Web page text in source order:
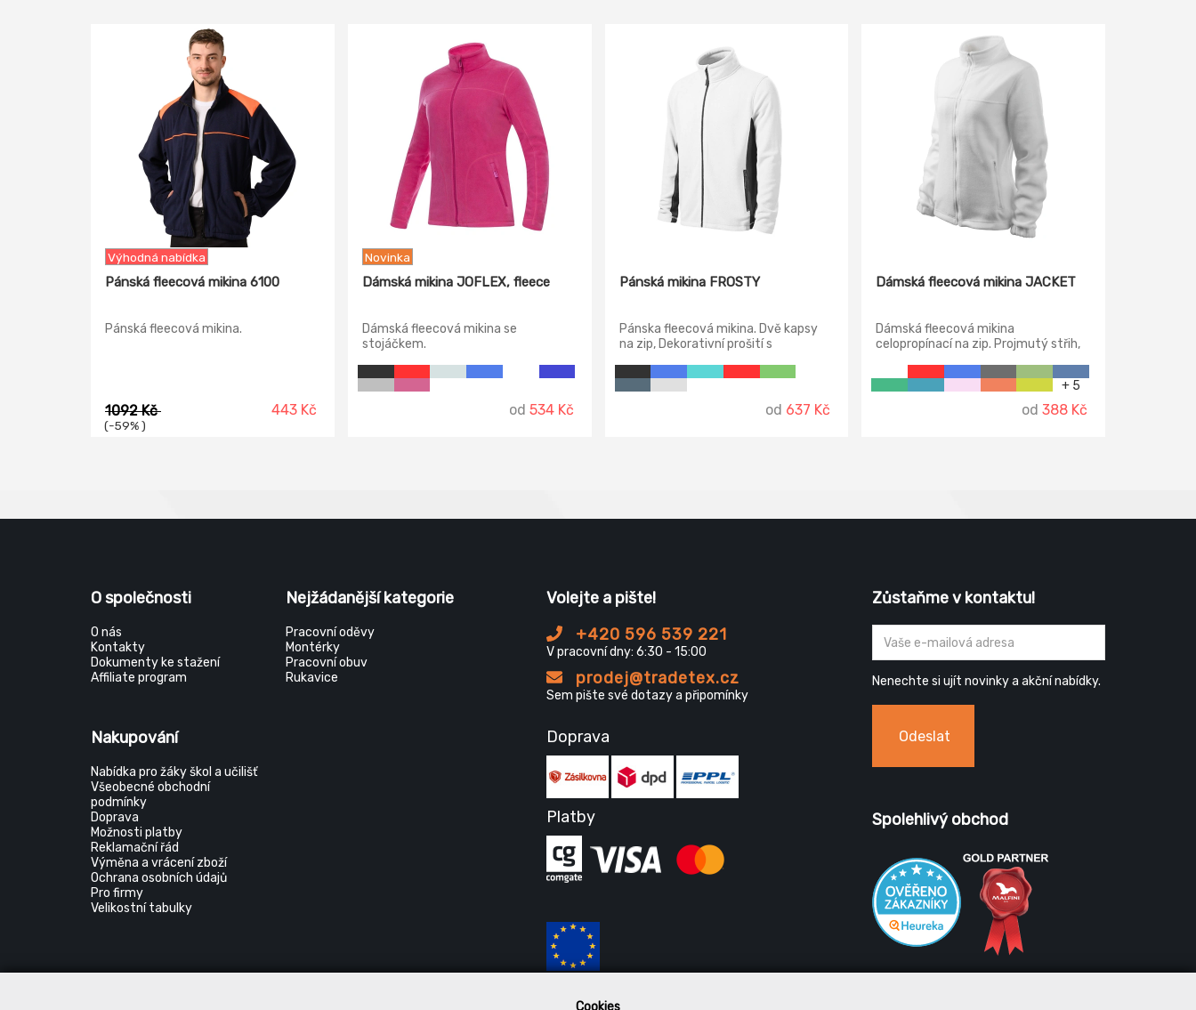
Cookies
Výhodná nabídka
Pánská fleecová mikina 6100
Pánská fleecová mikina.
1092 Kč
(-59% )
443 Kč
Novinka
Dámská mikina JOFLEX, fleece
Dámská fleecová mikina se
stojáčkem.
od 534 Kč
Pánská mikina FROSTY
Pánska fleecová mikina. Dvě kapsy
na zip, Dekorativní prošití s
šňůrkou.
od 637 Kč
Dámská fleecová mikina JACKET
Dámská fleecová mikina
celopropínací na zip. Projmutý střih,
vnější straně antipillingová úprava.
+ 5
od 388 Kč
O společnosti
O nás
Kontakty
Dokumenty ke stažení
Affiliate program
Nakupování
Nabídka pro žáky škol a učilišť
Všeobecné obchodní
podmínky
Doprava
Možnosti platby
Reklamační řád
Výměna a vrácení zboží
Ochrana osobních údajů
Pro firmy
Velikostní tabulky
Nejžádanější kategorie
Pracovní oděvy
Montérky
Pracovní obuv
Rukavice
Volejte a pište!
+420 596 539 221
V pracovní dny: 6:30 - 15:00
prodej@tradetex.cz
Sem pište své dotazy a připomínky
Doprava
Platby
Zůstaňme v kontaktu!
Nenechte si ujít novinky a akční nabídky.
Odeslat
Spolehlivý obchod